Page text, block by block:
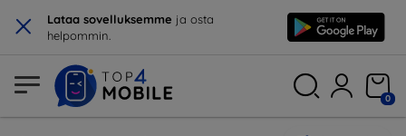
× Lataa sovelluksemme ja osta
helpommin.
0